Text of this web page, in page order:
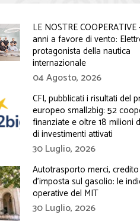
LE NOSTRE
anni a favore di vento:
protagonista della nautica
internazionale
04 Agosto, 2026
CFI, pubblicati i risultati del
europeo small2big: 52
finanziate e oltre 18 milioni
di investimenti attivati
30 Luglio, 2026
Autotrasporto merci, credito
d’imposta sul gasolio: le
operative del MIT
30 Luglio, 2026